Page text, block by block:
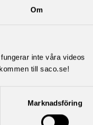
Om
inte våra videos
till saco.se!
Marknadsföring
du i